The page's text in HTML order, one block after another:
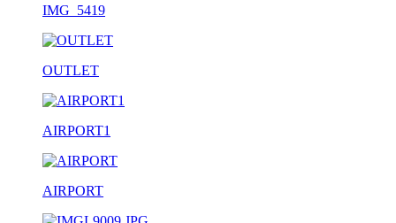
IMG_5419
OUTLET
AIRPORT1
AIRPORT